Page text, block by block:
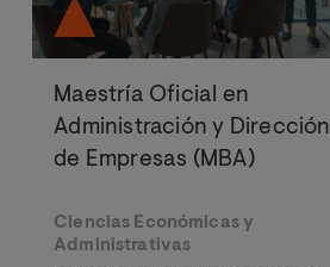
Maestría Oficial en
Administración y Dirección
de Empresas (MBA)
Ciencias Económicas y
Administrativas